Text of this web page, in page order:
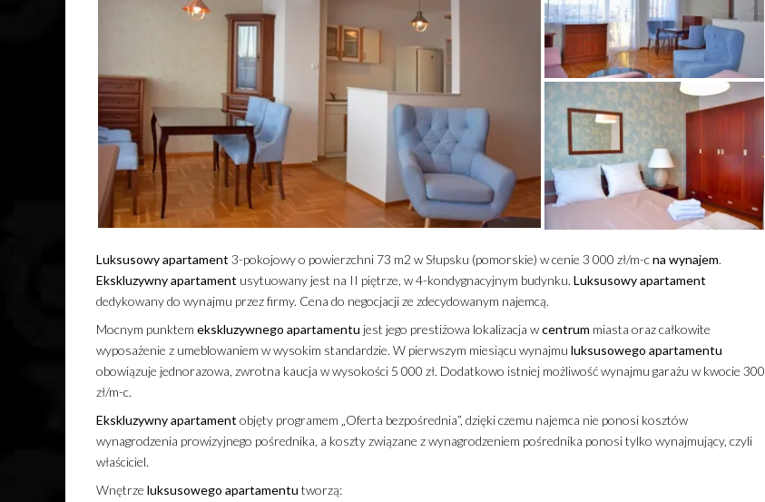
Luksusowy apartament 3-pokojowy o powierzchni 73 m2 w Słupsku (pomorskie) w cenie 3 000 zł/m-cna wynajem.
Ekskluzywny apartament usytuowany jest na II piętrze, w 4-kondygnacyjnym budynku. Luksusowy apartament
dedykowany do wynajmu przez firmy. Cena do negocjacji ze zdecydowanym najemcą.
Mocnym punktem ekskluzywnego apartamentu jest jego prestiżowa lokalizacja wcentrum miasta oraz całkowite
wyposażenie z umeblowaniem w wysokim standardzie. W pierwszym miesiącu wynajmu luksusowego apartamentu
obowiązuje jednorazowa, zwrotna kaucja w wysokości 5 000 zł. Dodatkowo istniej możliwość wynajmu garażu w kwocie 300
zł/m-c.
Ekskluzywny apartament objęty programem „Oferta bezpośrednia”, dzięki czemu najemca nie ponosi kosztów
wynagrodzenia prowizyjnego pośrednika, a koszty związane z wynagrodzeniem pośrednika ponosi tylko wynajmujący, czyli
właściciel.
Wnętrze luksusowego apartamentu tworzą: